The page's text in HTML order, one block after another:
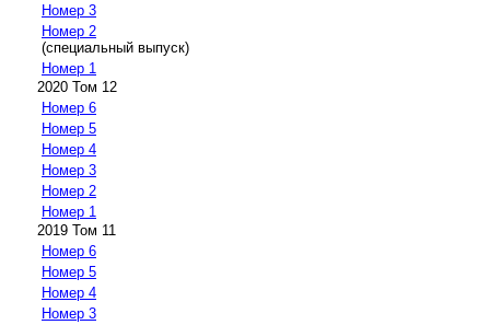
Номер 3
Номер 2
(специальный выпуск)
Номер 1
2020 Том 12
Номер 6
Номер 5
Номер 4
Номер 3
Номер 2
Номер 1
2019 Том 11
Номер 6
Номер 5
Номер 4
Номер 3